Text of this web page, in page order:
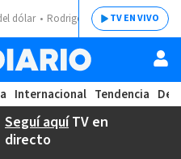
dólar Rodrigo ChavesTV EN VIVO
Internacional Tendencia
Seguí aquíTV en
directo